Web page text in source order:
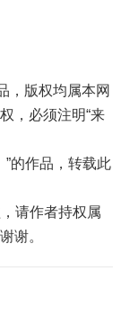
，版权均属本网
，必须注明“来
”的作品，转载此
请作者持权属
谢。